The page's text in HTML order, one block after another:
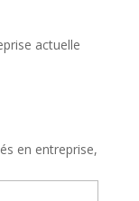
actuelle
en entreprise,